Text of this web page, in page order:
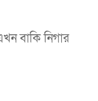
বাকি নিগার